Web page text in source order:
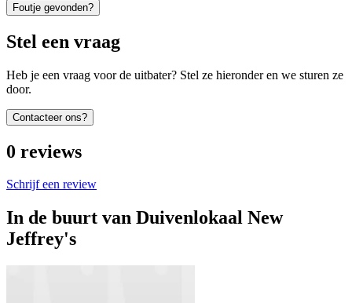
Foutje gevonden?
Stel een vraag
Heb je een vraag voor de uitbater? Stel ze hieronder en we sturen ze
door.
Contacteer ons?
0 reviews
Schrijf een review
In de buurt van Duivenlokaal New
Jeffrey's